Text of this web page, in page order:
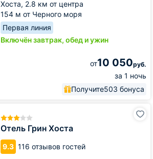
Хоста, 2.8 км от центра
154 м от Черного моря
Первая линия
Включён завтрак, обед и ужин
от10 050руб.
за 1 ночь
Получите503 бонуса
Отель Грин Хоста
9.3 116 отзывов гостей